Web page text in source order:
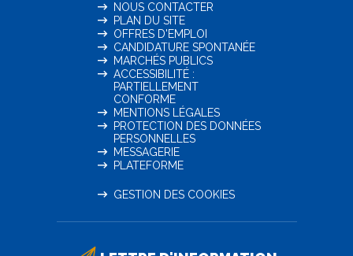
NOUS CONTACTER
PLAN DU SITE
OFFRES D'EMPLOI
CANDIDATURE SPONTANÉE
MARCHÉS PUBLICS
ACCESSIBILITÉ :
PARTIELLEMENT
CONFORME
MENTIONS LÉGALES
PROTECTION DES DONNÉES
PERSONNELLES
MESSAGERIE
PLATEFORME
GESTION DES COOKIES